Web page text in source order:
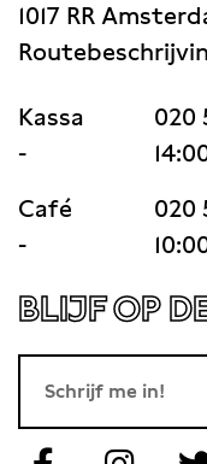
1017 RR
Kassa
020
-
Café
020
-
BLIJF OP